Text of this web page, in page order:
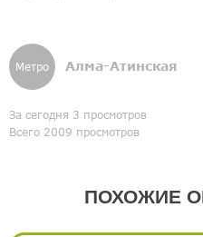
Метро Алма-Атинская
За сегодня 3 просмотров
Всего 2009 просмотров
ПОХОЖИЕ